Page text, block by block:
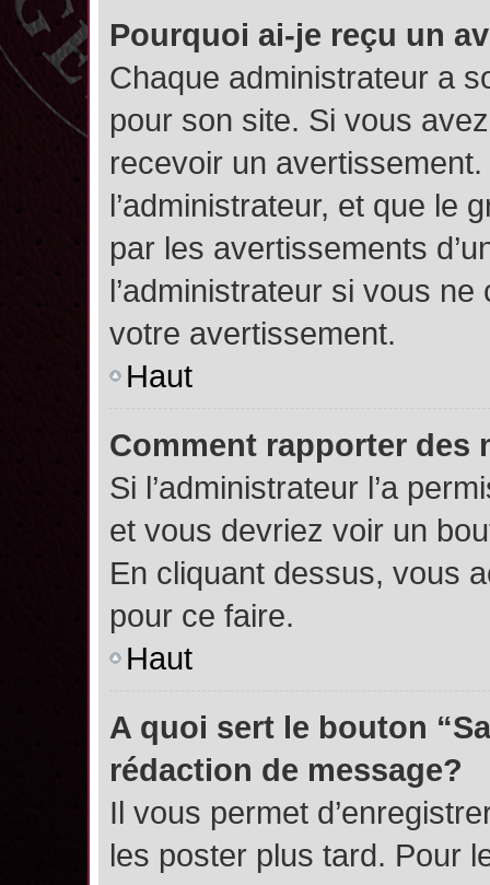
Pourquoi ai-je reçu un
Chaque administrateur a
pour son site. Si vous
recevoir un
l’administrateur, et que le
par les avertissements
l’administrateur si vous
votre avertissement.
Haut
Comment rapporter des
Si l’administrateur l’a
et vous devriez voir un
En cliquant dessus, vous
pour ce faire.
Haut
A quoi sert le bouton
rédaction de message?
Il vous permet
les poster plus tard. Pour